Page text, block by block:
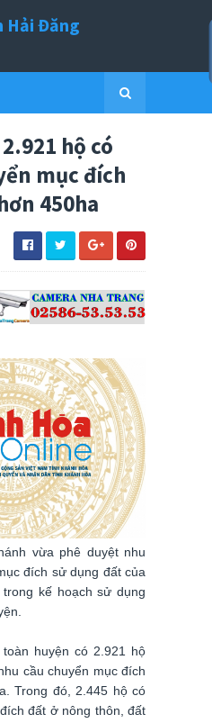
Hải Đăng
hộ có
mục đích
450ha
vừa phê duyệt nhu
đích sử dụng đất của
kế hoạch sử dụng
huyện có 2.921 hộ
cầu chuyển mục đích
Trong đó, 2.445 hộ có
đất ở nông thôn, đất